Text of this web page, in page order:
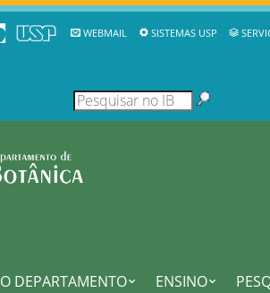
WEBMAIL SISTEMAS USP
O DEPARTAMENTO ENSINO